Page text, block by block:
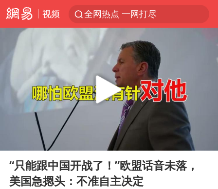
视频 全网热点 一网打尽
Play
04:33
“只能跟中国开战了！”欧盟话音未落，
美国急摁头：不准自主决定